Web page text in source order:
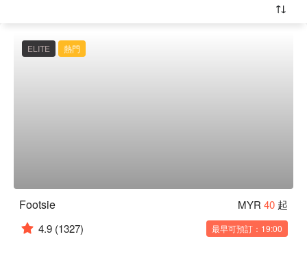
ELITE 熱門
Footsie MYR 40 起
4.9 (1327) 最早可預訂：19:00